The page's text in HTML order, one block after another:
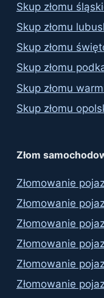
Skup złomu
Skup złomu
Skup złomu
Skup złomu
Skup złomu
Skup złomu
Złom
Złomowanie
Złomowanie
Złomowanie
Złomowanie
Złomowanie
Złomowanie